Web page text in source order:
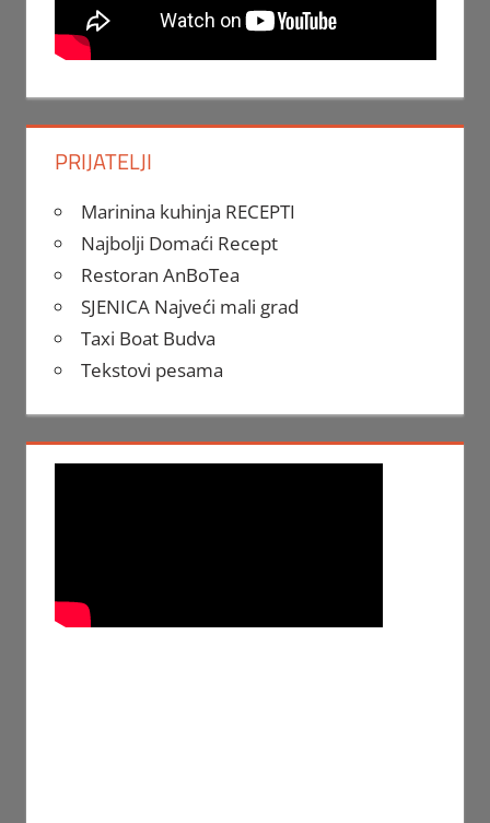
PRIJATELJI
Marinina kuhinja RECEPTI
Najbolji Domaći Recept
Restoran AnBoTea
SJENICA Najveći mali grad
Taxi Boat Budva
Tekstovi pesama